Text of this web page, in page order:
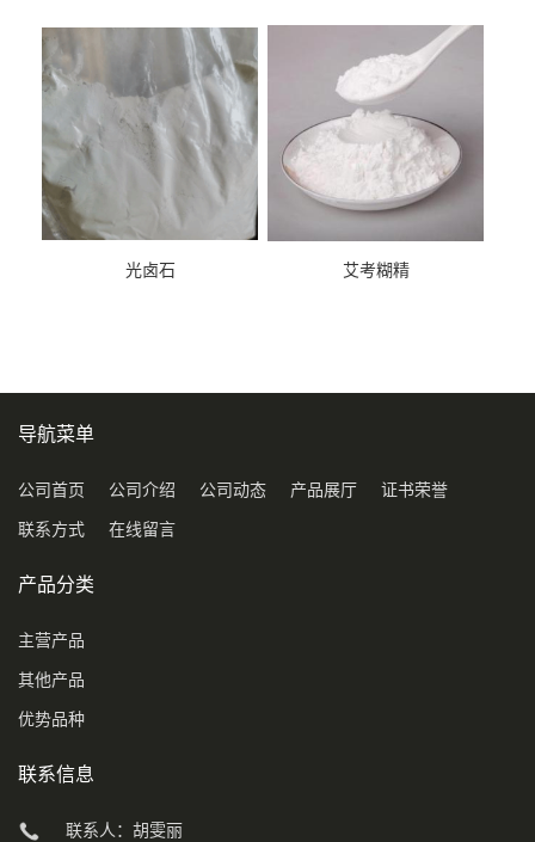
光卤石 艾考糊精
导航菜单
公司首页 公司介绍 公司动态 产品展厅 证书荣誉
联系方式 在线留言
产品分类
主营产品
其他产品
优势品种
联系信息
联系人：胡雯丽